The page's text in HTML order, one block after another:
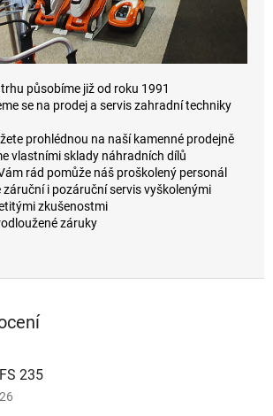
působíme již od roku 1991
se na prodej a servis zahradní techniky
prohlédnou na naší kamenné prodejně
vlastními sklady náhradních dílů
rád pomůže náš proškolený personál
záruční i pozáruční servis vyškolenými
zkušenostmi
záruky
235